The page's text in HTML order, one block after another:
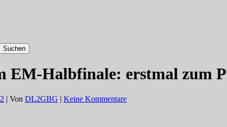
EM-Halbfinale: erstmal zum
| Von DL2GBG | Keine Kommentare